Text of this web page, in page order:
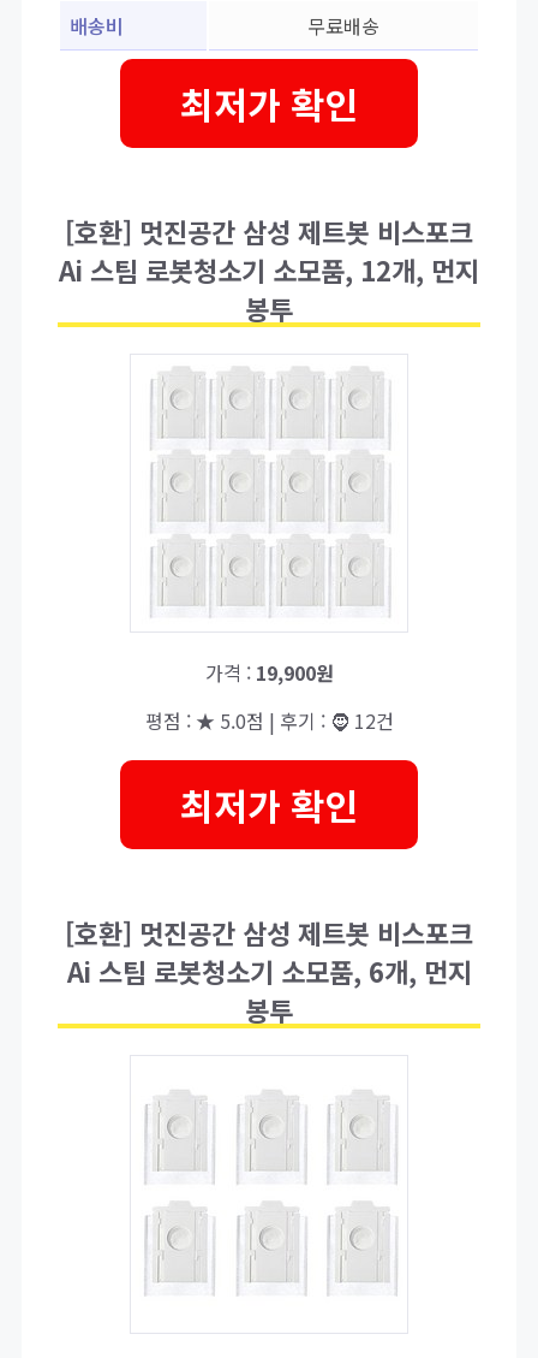
배송비 무료배송
최저가 확인
[호환] 멋진공간 삼성 제트봇 비스포크
Ai 스팀 로봇청소기 소모품, 12개, 먼지
봉투
가격 : 19,900원
평점 : ★ 5.0점 | 후기 : 🧔 12건
최저가 확인
[호환] 멋진공간 삼성 제트봇 비스포크
Ai 스팀 로봇청소기 소모품, 6개, 먼지
봉투